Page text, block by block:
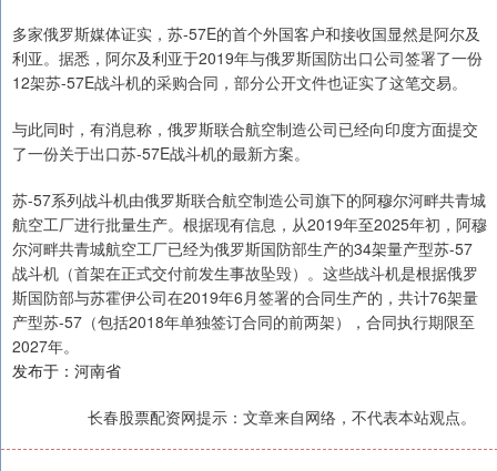
多家俄罗斯媒体证实，苏-57E的首个外国客户和接收国显然是阿尔及
利亚。据悉，阿尔及利亚于2019年与俄罗斯国防出口公司签署了一份
12架苏-57E战斗机的采购合同，部分公开文件也证实了这笔交易。
与此同时，有消息称，俄罗斯联合航空制造公司已经向印度方面提交
了一份关于出口苏-57E战斗机的最新方案。
苏-57系列战斗机由俄罗斯联合航空制造公司旗下的阿穆尔河畔共青城
航空工厂进行批量生产。根据现有信息，从2019年至2025年初，阿穆
尔河畔共青城航空工厂已经为俄罗斯国防部生产的34架量产型苏-57
战斗机（首架在正式交付前发生事故坠毁）。这些战斗机是根据俄罗
斯国防部与苏霍伊公司在2019年6月签署的合同生产的，共计76架量
产型苏-57（包括2018年单独签订合同的前两架），合同执行期限至
2027年。
发布于：河南省
长春股票配资网提示：文章来自网络，不代表本站观点。